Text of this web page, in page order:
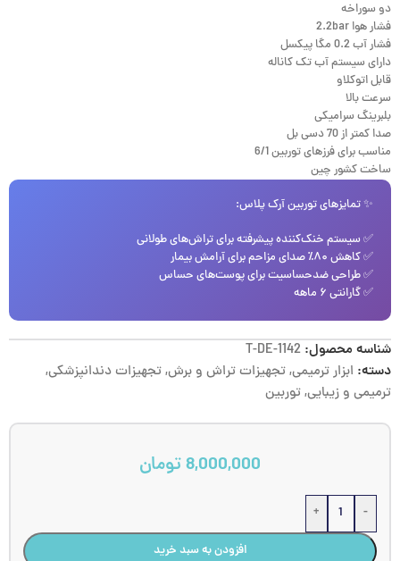
دو سوراخه
فشار هوا 2.2bar
فشار آب 0.2 مگا پیکسل
دارای سیستم آب تک کاناله
قابل اتوکلاو
سرعت بالا
بلبرینگ سرامیکی
صدا کمتر از 70 دسی بل
مناسب برای فرزهای توربین‌ 6/1
ساخت کشور چین
✨ تمایزهای توربین آرک پلاس:
✅ سیستم خنک‌کننده پیشرفته برای تراش‌های طولانی
✅ کاهش ۸۰٪ صدای مزاحم برای آرامش بیمار
✅ طراحی ضدحساسیت برای پوست‌های حساس
✅ گارانتی ۶ ماهه
شناسه محصول: T-DE-1142
دسته: ابزار ترمیمی,تجهیزات تراش و برش,تجهیزات دندانپزشکی,
ترمیمی و زیبایی,توربین
8,000,000تومان
-
+
افزودن به سبد خرید